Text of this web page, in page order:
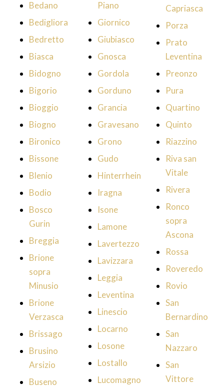
Bedano
Bedigliora
Bedretto
Biasca
Bidogno
Bigorio
Bioggio
Biogno
Bironico
Bissone
Blenio
Bodio
Bosco
Gurin
Breggia
Brione
sopra
Minusio
Brione
Verzasca
Brissago
Brusino
Arsizio
Buseno
Piano
Giornico
Giubiasco
Gnosca
Gordola
Gorduno
Grancia
Gravesano
Grono
Gudo
Hinterrhein
Iragna
Isone
Lamone
Lavertezzo
Lavizzara
Leggia
Leventina
Linescio
Locarno
Losone
Lostallo
Lucomagno
Capriasca
Porza
Prato
Leventina
Preonzo
Pura
Quartino
Quinto
Riazzino
Riva san
Vitale
Rivera
Ronco
sopra
Ascona
Rossa
Roveredo
Rovio
San
Bernardino
San
Nazzaro
San
Vittore